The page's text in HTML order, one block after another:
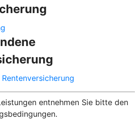
entnehmen Sie bitte den